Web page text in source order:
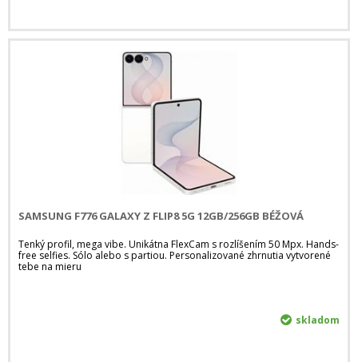
SAMSUNG F776 GALAXY Z FLIP8 5G 12GB/256GB BÉŽOVÁ
Tenký profil, mega vibe. Unikátna FlexCam s rozlíšením 50 Mpx. Hands-
free selfies. Sólo alebo s partiou. Personalizované zhrnutia vytvorené
tebe na mieru
skladom